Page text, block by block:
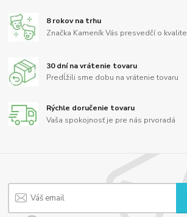
8 rokov na trhu
Značka Kameník Vás presvedčí o kvalite
30 dní na vrátenie tovaru
Predĺžili sme dobu na vrátenie tovaru
Rýchle doručenie tovaru
Vaša spokojnosť je pre nás prvoradá